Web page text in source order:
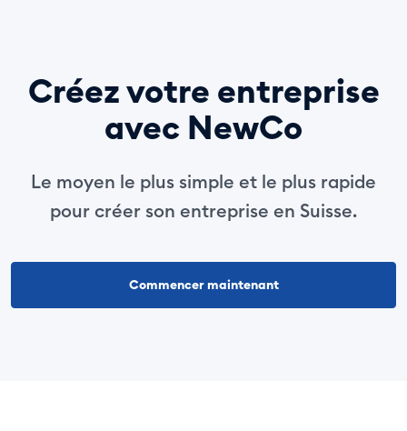
Créez votre entreprise
avec NewCo
Le moyen le plus simple et le plus rapide
pour créer son entreprise en Suisse.
Commencer maintenant